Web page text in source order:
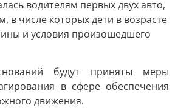
водителям первых двух авто,
в числе которых дети в возрасте
и условия произошедшего
будут приняты меры
в сфере обеспечения
движения.